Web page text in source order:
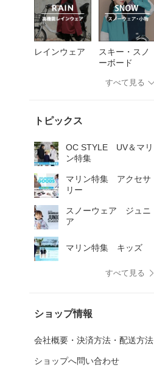
レインウェア
スキー・スノ
ーボード
すべて見る
トピックス
OC STYLE UV＆マリ
ン特集
マリン特集 アクセサ
リー
スノーウェア ジュニ
ア
マリン特集 キッズ
すべて見る
ショップ情報
会社概要・決済方法・配送方法
ショップへ問い合わせ